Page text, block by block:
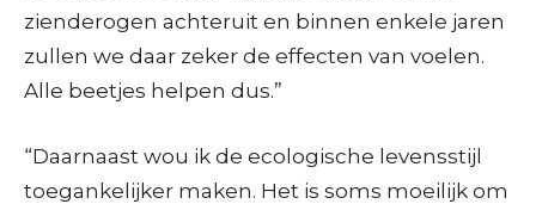
zienderogen achteruit en binnen enkele jaren
zullen we daar zeker de effecten van voelen.
Alle beetjes helpen dus.”
“Daarnaast wou ik de ecologische levensstijl
toegankelijker maken. Het is soms moeilijk om